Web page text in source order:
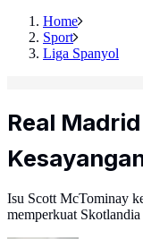
Home
Sport
Liga Spanyol
Real
Isu Scott McTominay
memperkuat